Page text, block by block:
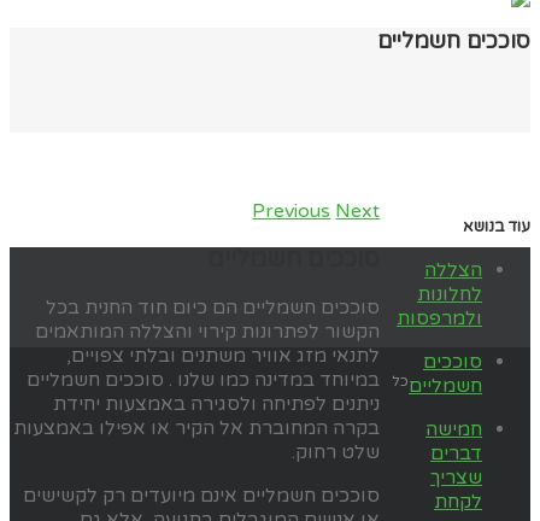
סוככים חשמליים
Previous Next
סוככים חשמליים הם כיום חוד החנית בכל
הקשור לפתרונות קירוי והצללה המותאמים
לתנאי מזג אוויר משתנים ובלתי צפויים,
במיוחד במדינה כמו שלנו . סוככים חשמליים
ניתנים לפתיחה ולסגירה באמצעות יחידת
בקרה המחוברת אל הקיר או אפילו באמצעות
שלט רחוק.
סוככים חשמליים אינם מיועדים רק לקשישים
עוד בנושא
הצללה
לחלונות
ולמרפסות
סוככים
חשמליים
חמישה
דברים
שצריך
לקחת
כל